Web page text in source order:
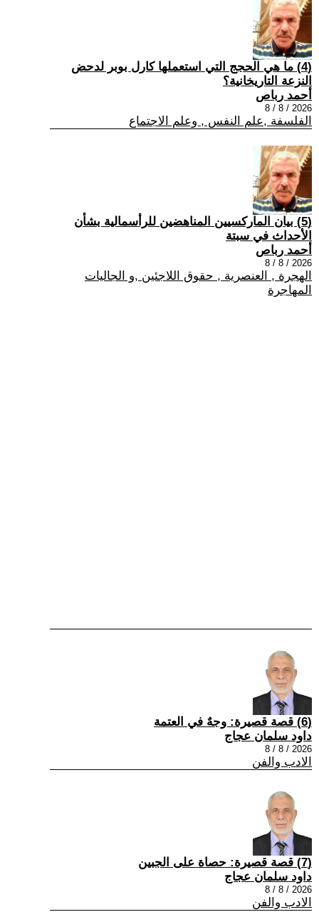
(4) ما هي الحجج التي استعملها كارل بوبر لدحض
النزعة التاريخانية؟
أحمد رباص
2026 / 8 / 8
الفلسفة ,علم النفس , وعلم الاجتماع
(5) بيان الماركسيين المناهضين للرأسمالية بشأن
الأحداث في سبتة
أحمد رباص
2026 / 8 / 8
الهجرة , العنصرية , حقوق اللاجئين ,و الجاليات
المهاجرة
(6) قصة قصيرة: وجهٌ في العتمة
داود سلمان عجاج
2026 / 8 / 8
الادب والفن
(7) قصة قصيرة: حصاة على الجبين
داود سلمان عجاج
2026 / 8 / 8
الادب والفن